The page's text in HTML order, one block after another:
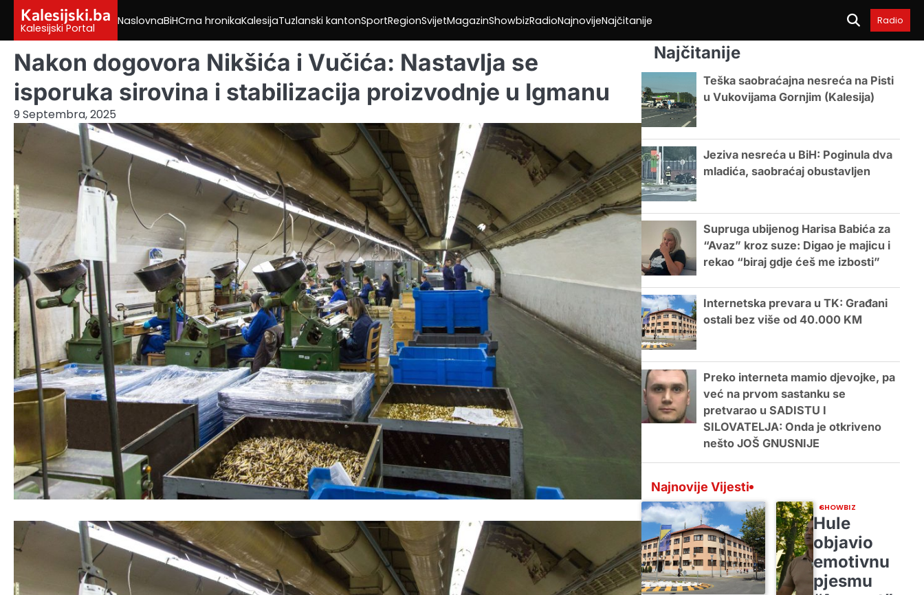
content
Kalesijski.ba
Kalesijski Portal
NaslovnaBiHCrna hronikaKalesijaTuzlanski kantonSportRegionSvijetMagazinShowbizRadioNajnovijeNajčitanije Radio
Nakon dogovora Nikšića i Vučića: Nastavlja se
isporuka sirovina i stabilizacija proizvodnje u Igmanu
9 Septembra, 2025
Najčitanije
Teška saobraćajna nesreća na Pisti
u Vukovijama Gornjim (Kalesija)
Jeziva nesreća u BiH: Poginula dva
mladića, saobraćaj obustavljen
Supruga ubijenog Harisa Babića za
“Avaz” kroz suze: Digao je majicu i
rekao “biraj gdje ćeš me izbosti”
Internetska prevara u TK: Građani
ostali bez više od 40.000 KM
Preko interneta mamio djevojke, pa
već na prvom sastanku se
pretvarao u SADISTU I
SILOVATELJA: Onda je otkriveno
nešto JOŠ GNUSNIJE
Najnovije Vijesti
SHOWBIZ
Hule
objavio
emotivnu
pjesmu